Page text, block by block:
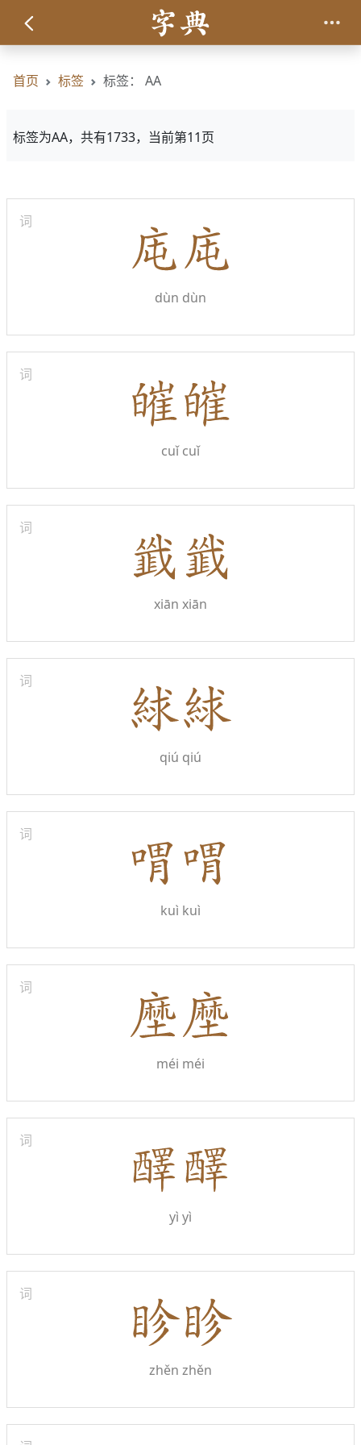
首页 标签 标签： AA
标签为AA，共有1733，当前第11页
词
dùn dùn
词
cuǐ cuǐ
词
xiān xiān
词
qiú qiú
词
kuì kuì
词
méi méi
词
yì yì
词
zhěn zhěn